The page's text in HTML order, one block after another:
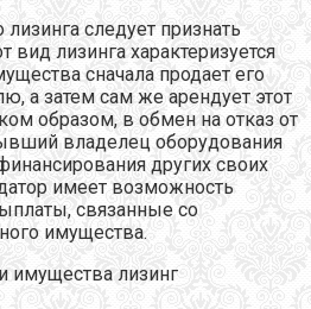
следует признать
вид лизинга характеризуется
сначала продает его
а затем сам же арендует этот
образом, в обмен на отказ от
владелец оборудования
других своих
имеет возможность
связанные со
имущества.
имущества лизинг